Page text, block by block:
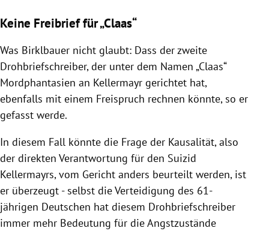
Keine Freibrief für „Claas“
Was Birklbauer nicht glaubt: Dass der zweite
Drohbriefschreiber, der unter dem Namen „Claas“
Mordphantasien an Kellermayr gerichtet hat,
ebenfalls mit einem Freispruch rechnen könnte, so er
gefasst werde.
In diesem Fall könnte die Frage der Kausalität, also
der direkten Verantwortung für den Suizid
Kellermayrs, vom Gericht anders beurteilt werden, ist
er überzeugt - selbst die Verteidigung des 61-
jährigen Deutschen hat diesem Drohbriefschreiber
immer mehr Bedeutung für die Angstzustände